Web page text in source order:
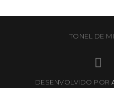
TONEL DE
DESENVOLVIDO POR